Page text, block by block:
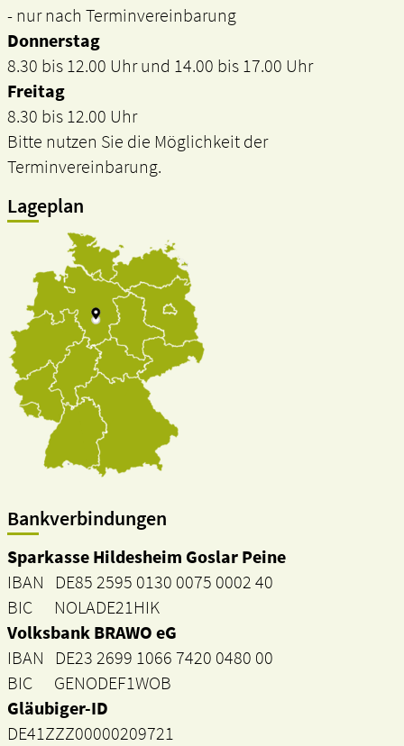
- nur nach Terminvereinbarung
Donnerstag
8.30 bis 12.00 Uhr und 14.00 bis 17.00 Uhr
Freitag
8.30 bis 12.00 Uhr
Bitte nutzen Sie die Möglichkeit der
Terminvereinbarung.
Lageplan
Bankverbindungen
Sparkasse Hildesheim Goslar Peine
IBAN DE85 2595 0130 0075 0002 40
BIC NOLADE21HIK
Volksbank BRAWO eG
IBAN DE23 2699 1066 7420 0480 00
BIC GENODEF1WOB
Gläubiger-ID
DE41ZZZ00000209721